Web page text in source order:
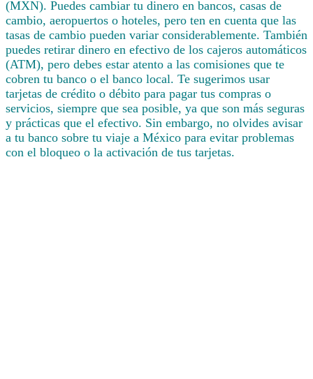
(MXN). Puedes cambiar tu dinero en bancos, casas de
cambio, aeropuertos o hoteles, pero ten en cuenta que las
tasas de cambio pueden variar considerablemente. También
puedes retirar dinero en efectivo de los cajeros automáticos
(ATM), pero debes estar atento a las comisiones que te
cobren tu banco o el banco local. Te sugerimos usar
tarjetas de crédito o débito para pagar tus compras o
servicios, siempre que sea posible, ya que son más seguras
y prácticas que el efectivo. Sin embargo, no olvides avisar
a tu banco sobre tu viaje a México para evitar problemas
con el bloqueo o la activación de tus tarjetas.